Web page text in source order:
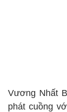
Vương Nhất
phát cuồng